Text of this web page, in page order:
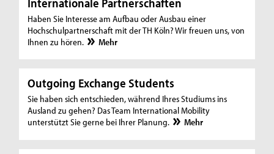
Haben Sie Interesse am Aufbau oder Ausbau einer
Hochschulpartnerschaft mit der TH Köln? Wir freuen uns, von
Ihnen zu hören.
Mehr
Outgoing Exchange Students
Sie haben sich entschieden, während Ihres Studiums ins
Ausland zu gehen? Das Team International Mobility
unterstützt Sie gerne bei Ihrer Planung.
Mehr